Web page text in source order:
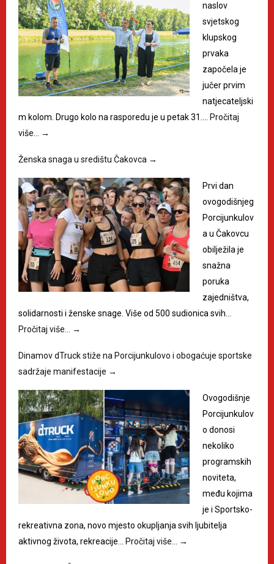
naslov
svjetskog
klupskog
prvaka
započela je
jučer prvim
natjecateljski
m kolom. Drugo kolo na rasporedu je u petak 31.… Pročitaj
više… →
Ženska snaga u središtu Čakovca →
Prvi dan
ovogodišnjeg
Porcijunkulov
a u Čakovcu
obilježila je
snažna
poruka
zajedništva,
solidarnosti i ženske snage. Više od 500 sudionica svih…
Pročitaj više… →
Dinamov dTruck stiže na Porcijunkulovo i obogaćuje sportske
sadržaje manifestacije →
Ovogodišnje
Porcijunkulov
o donosi
nekoliko
programskih
noviteta,
među kojima
je i Sportsko-
rekreativna zona, novo mjesto okupljanja svih ljubitelja
aktivnog života, rekreacije… Pročitaj više… →